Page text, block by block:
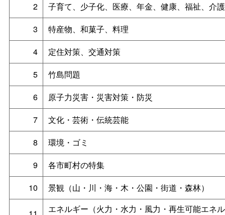
2
子育て、少子化、医療、年金、健康、福祉、介護
3
特産物、和菓子、料理
4
定住対策、交通対策
5
竹島問題
6
原子力災害・災害対策・防災
7
文化・芸術・伝統芸能
8
環境・ゴミ
9
各市町村の特集
10
景観（山・川・海・木・公園・街道・森林）
エネルギー（火力・水力・風力・再生可能エネ